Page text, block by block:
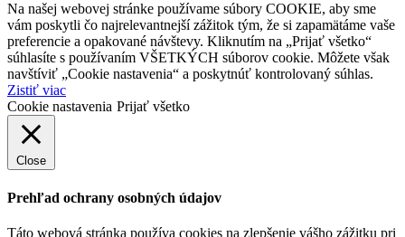
Na našej webovej stránke používame súbory COOKIE, aby sme
vám poskytli čo najrelevantnejší zážitok tým, že si zapamätáme vaše
preferencie a opakované návštevy. Kliknutím na „Prijať všetko“
súhlasíte s používaním VŠETKÝCH súborov cookie. Môžete však
navštíviť „Cookie nastavenia“ a poskytnúť kontrolovaný súhlas.
Zistiť viac
Cookie nastavenia Prijať všetko
Close
Prehľad ochrany osobných údajov
Táto webová stránka používa cookies na zlepšenie vášho zážitku pri